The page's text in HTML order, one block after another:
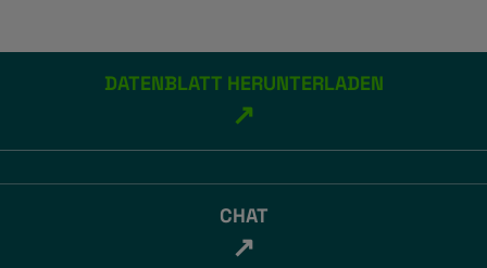
DATENBLATT HERUNTERLADEN
↗
CHAT
↗